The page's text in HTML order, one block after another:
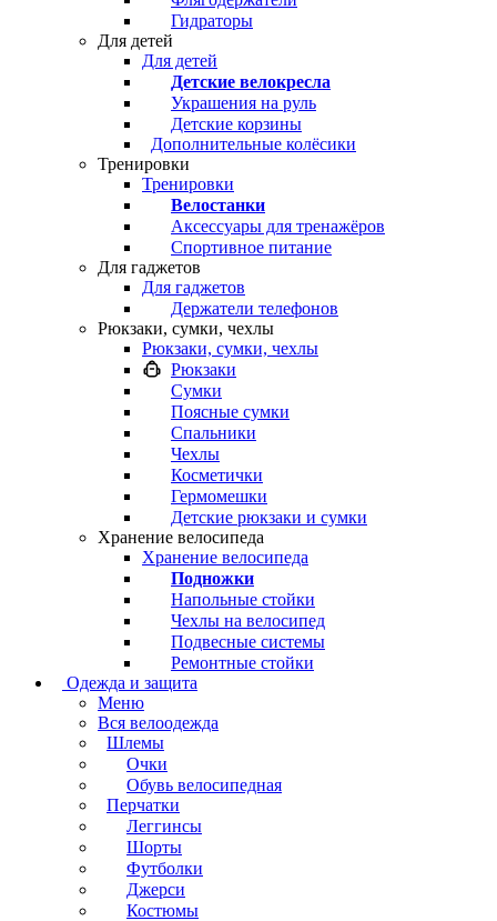
Гидраторы
Для детей
Для детей
Детские велокресла
Украшения на руль
Детские корзины
Дополнительные колёсики
Тренировки
Тренировки
Велостанки
Аксессуары для тренажёров
Спортивное питание
Для гаджетов
Для гаджетов
Держатели телефонов
Рюкзаки, сумки, чехлы
Рюкзаки, сумки, чехлы
Рюкзаки
Сумки
Поясные сумки
Спальники
Чехлы
Косметички
Гермомешки
Детские рюкзаки и сумки
Хранение велосипеда
Хранение велосипеда
Подножки
Напольные стойки
Чехлы на велосипед
Подвесные системы
Ремонтные стойки
Одежда и защита
Меню
Вся велоодежда
Шлемы
Очки
Обувь велосипедная
Перчатки
Леггинсы
Шорты
Футболки
Джерси
Костюмы